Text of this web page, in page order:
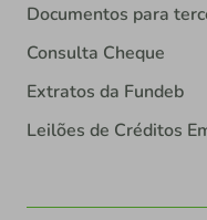
Documentos para
Consulta Cheque
Extratos da Fundeb
Leilões de Créditos